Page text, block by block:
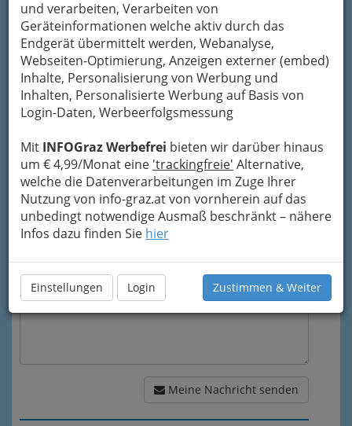
und verarbeiten, Verarbeiten von
Geräteinformationen welche aktiv durch das
Endgerät übermittelt werden, Webanalyse,
Webseiten-Optimierung, Anzeigen externer (embed)
Inhalte, Personalisierung von Werbung und
Inhalten, Personalisierte Werbung auf Basis von
Login-Daten, Werbeerfolgsmessung
Mit INFOGraz Werbefrei bieten wir darüber hinaus
um € 4,99/Monat eine 'trackingfreie' Alternative,
welche die Datenverarbeitungen im Zuge Ihrer
Nutzung von info-graz.at von vornherein auf das
unbedingt notwendige Ausmaß beschränkt – nähere
Infos dazu finden Sie hier
Einstellungen Login Zustimmen & Weiter
Mein Name
Meine Email Adresse
Mein Betreff
Meine Nachricht
Meine Nachricht senden